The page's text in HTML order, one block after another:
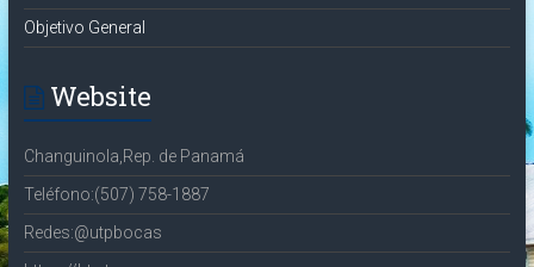
Objetivo General
Website
Changuinola,Rep. de Panamá
Teléfono:(507) 758-1887
Redes:@utpbocas